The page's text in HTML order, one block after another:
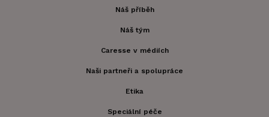
Náš příběh
Náš tým
Caresse v médiích
Naši partneři a spolupráce
Etika
Speciální péče